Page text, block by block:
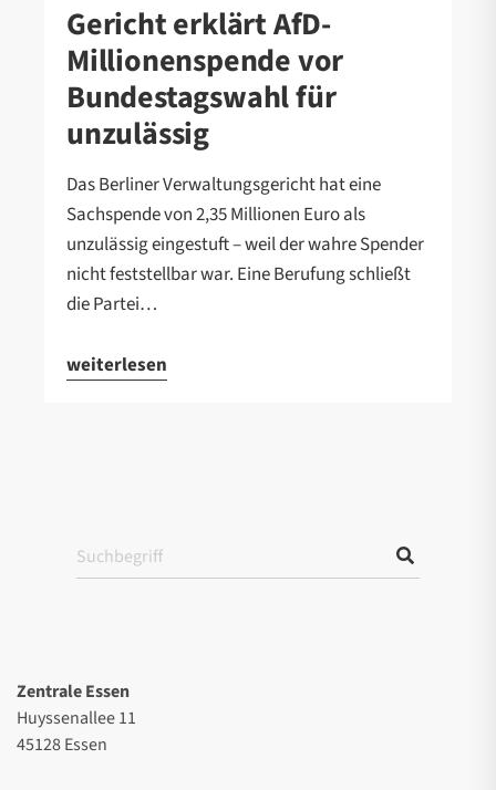
Gericht erklärt AfD-
Millionenspende vor
Bundestagswahl für
unzulässig
Das Berliner Verwaltungsgericht hat eine
Sachspende von 2,35 Millionen Euro als
unzulässig eingestuft – weil der wahre Spender
nicht feststellbar war. Eine Berufung schließt
die Partei…
weiterlesen
Zentrale Essen
Huyssenallee 11
45128 Essen